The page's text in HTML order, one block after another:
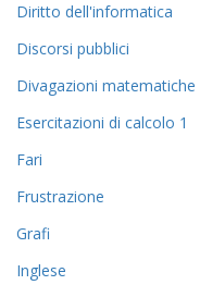
Diritto dell'informatica
Discorsi pubblici
Divagazioni matematiche
Esercitazioni di calcolo 1
Fari
Frustrazione
Grafi
Inglese